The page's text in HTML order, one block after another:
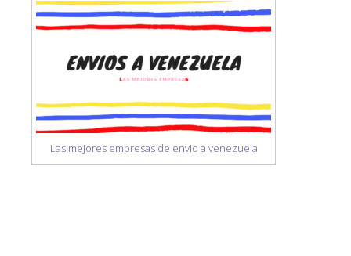
Las mejores empresas de envio a venezuela